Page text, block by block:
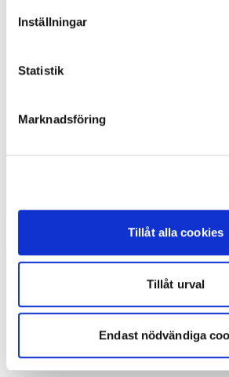
Inställningar
Statistik
Marknadsföring
Tillåt alla cookies
Tillåt urval
Endast nödvändiga